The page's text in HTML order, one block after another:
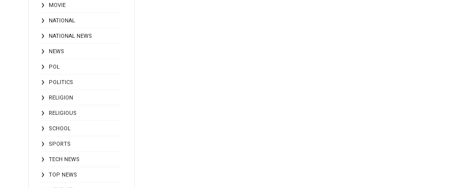
MOVIE
NATIONAL
NATIONAL NEWS
NEWS
POL
POLITICS
RELIGION
RELIGIOUS
SCHOOL
SPORTS
TECH NEWS
TOP NEWS